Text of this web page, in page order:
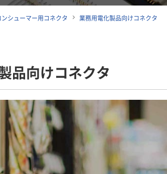
ンシューマー用コネクタ 業務用電化製品向けコネクタ
品向けコネクタ